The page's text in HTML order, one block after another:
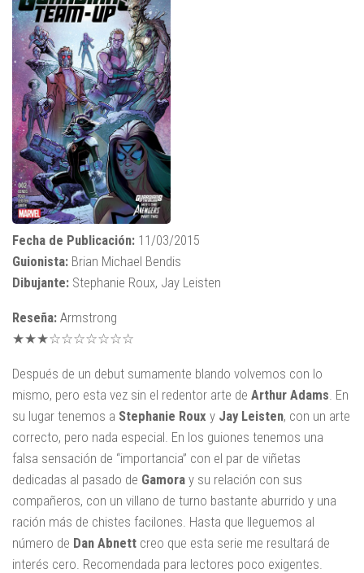
Fecha de Publicación: 11/03/2015
Guionista: Brian Michael Bendis
Dibujante: Stephanie Roux, Jay Leisten
Reseña: Armstrong
★★★☆☆☆☆☆☆☆
Después de un debut sumamente blando volvemos con lo
mismo, pero esta vez sin el redentor arte de Arthur Adams . En
su lugar tenemos a Stephanie Roux y Jay Leisten, con un arte
correcto, pero nada especial. En los guiones tenemos una
falsa sensación de “importancia” con el par de viñetas
dedicadas al pasado de Gamora y su relación con sus
compañeros, con un villano de turno bastante aburrido y una
ración más de chistes facilones. Hasta que lleguemos al
número de Dan Abnett creo que esta serie me resultará de
interés cero. Recomendada para lectores poco exigentes.